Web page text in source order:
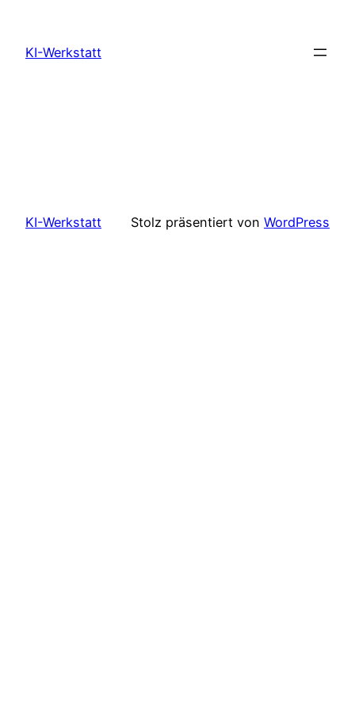
springen
KI-Werkstatt
KI-Werkstatt Stolz präsentiert von WordPress